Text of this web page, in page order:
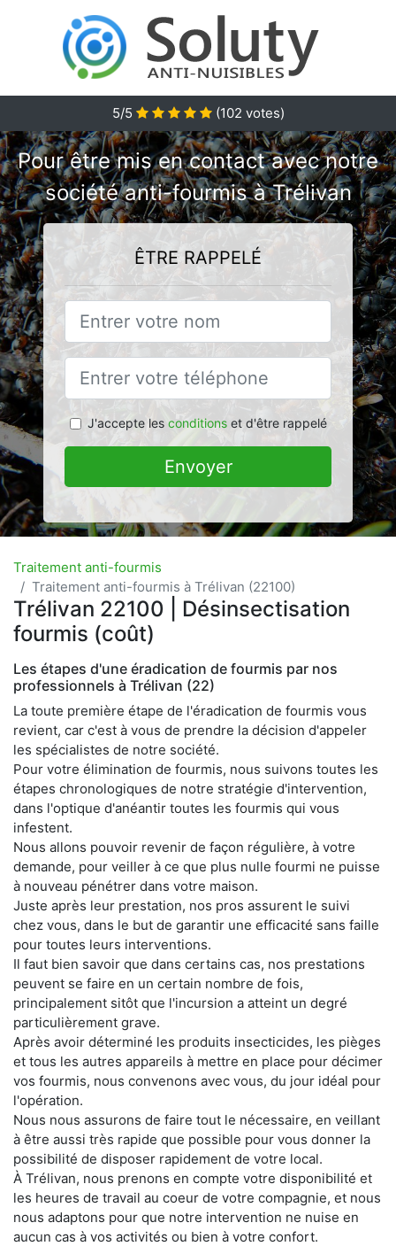
5/5 (102 votes)
Pour être mis en contact avec notre
société anti-fourmis à Trélivan
ÊTRE RAPPELÉ
J'accepte les conditionset d'être rappelé
Envoyer
Traitement anti-fourmis
Traitement anti-fourmis à Trélivan (22100)
Trélivan 22100 | Désinsectisation
fourmis (coût)
Les étapes d'une éradication de fourmis par nos
professionnels à Trélivan (22)
La toute première étape de l'éradication de fourmis vous
revient, car c'est à vous de prendre la décision d'appeler
les spécialistes de notre société.
Pour votre élimination de fourmis, nous suivons toutes les
étapes chronologiques de notre stratégie d'intervention,
dans l'optique d'anéantir toutes les fourmis qui vous
infestent.
Nous allons pouvoir revenir de façon régulière, à votre
demande, pour veiller à ce que plus nulle fourmi ne puisse
à nouveau pénétrer dans votre maison.
Juste après leur prestation, nos pros assurent le suivi
chez vous, dans le but de garantir une efficacité sans faille
pour toutes leurs interventions.
Il faut bien savoir que dans certains cas, nos prestations
peuvent se faire en un certain nombre de fois,
principalement sitôt que l'incursion a atteint un degré
particulièrement grave.
Après avoir déterminé les produits insecticides, les pièges
et tous les autres appareils à mettre en place pour décimer
vos fourmis, nous convenons avec vous, du jour idéal pour
l'opération.
Nous nous assurons de faire tout le nécessaire, en veillant
à être aussi très rapide que possible pour vous donner la
possibilité de disposer rapidement de votre local.
À Trélivan, nous prenons en compte votre disponibilité et
les heures de travail au coeur de votre compagnie, et nous
nous adaptons pour que notre intervention ne nuise en
aucun cas à vos activités ou bien à votre confort.